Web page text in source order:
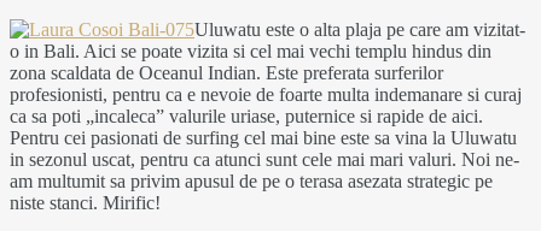
Uluwatu este o alta plaja pe care am vizitat-
o in Bali. Aici se poate vizita si cel mai vechi templu hindus din
zona scaldata de Oceanul Indian. Este preferata surferilor
profesionisti, pentru ca e nevoie de foarte multa indemanare si curaj
ca sa poti „incaleca” valurile uriase, puternice si rapide de aici.
Pentru cei pasionati de surfing cel mai bine este sa vina la Uluwatu
in sezonul uscat, pentru ca atunci sunt cele mai mari valuri. Noi ne-
am multumit sa privim apusul de pe o terasa asezata strategic pe
niste stanci. Mirific!